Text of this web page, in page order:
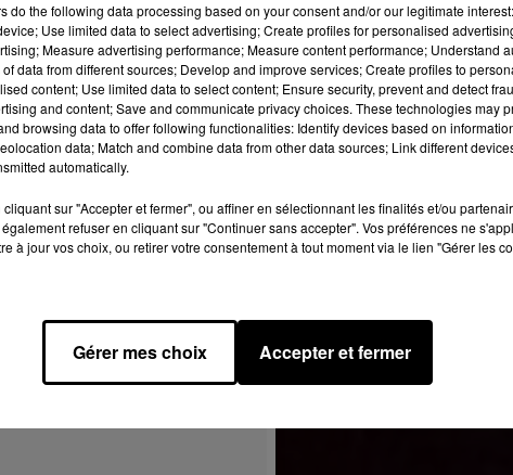
do the following data processing based on your consent and/or our legitimate
Use limited data to select advertising; Create profiles for personalised
Measure advertising performance; Measure content performance; Understand
data from different sources; Develop and improve services; Create profiles to
content; Use limited data to select content; Ensure security, prevent and detect
and content; Save and communicate privacy choices. These technologies may
browsing data to offer following functionalities: Identify devices based on
data; Match and combine data from other data sources; Link different
automatically.
sur "Accepter et fermer", ou affiner en sélectionnant les finalités et/ou
refuser en cliquant sur "Continuer sans accepter". Vos préférences ne
à jour vos choix, ou retirer votre consentement à tout moment via le lien "Gérer les
Gérer mes choix Accepter et fermer